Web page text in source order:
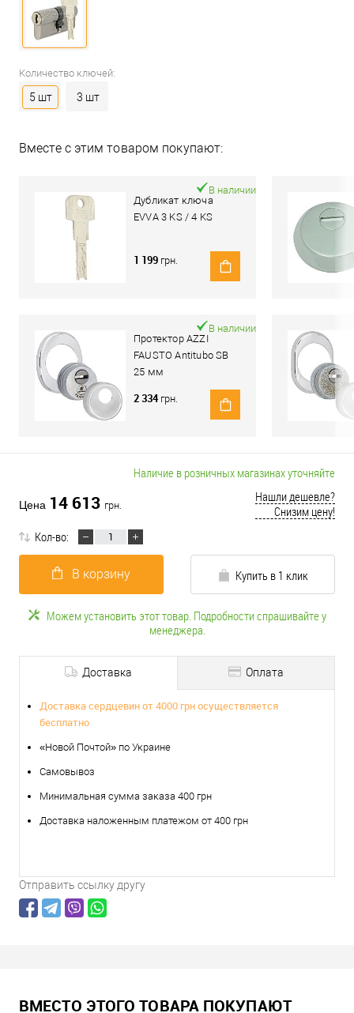
Количество ключей:
5 шт 3 шт
Вместе с этим товаром покупают:
Дубликат ключа
EVVA 3 KS / 4 KS
В наличии
1 199 грн.
Протектор AZZI
FAUSTO Antitubo SB
25 мм
овальный широкий
хром полированный
В наличии
2 334 грн.
Наличие в розничных магазинах уточняйте
Цена 14 613 грн.
Нашли дешевле?
Снизим цену!
Кол-во:
В корзину Купить в 1 клик
Можем установить этот товар. Подробности спрашивайте у
менеджера.
Доставка Оплата
Доставка сердцевин от 4000 грн осуществляется
бесплатно
«Новой Почтой» по Украине
Самовывоз
Минимальная сумма заказа 400 грн
Доставка наложенным платежом от 400 грн
Отправить ссылку другу
ВМЕСТО ЭТОГО ТОВАРА ПОКУПАЮТ